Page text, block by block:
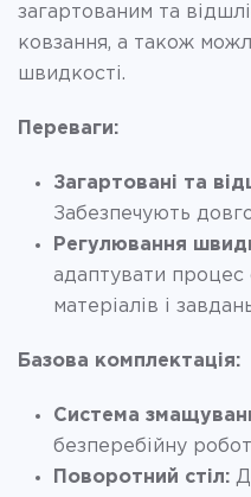
загартованим та
ковзання, а також
швидкості.
Переваги:
Загартовані та
Забезпечують
Регулювання
адаптувати процес
матеріалів і
Базова комплектація:
Система
безперебійну
Поворотний стіл: